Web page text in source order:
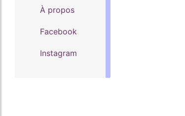
À propos
Facebook
Instagram